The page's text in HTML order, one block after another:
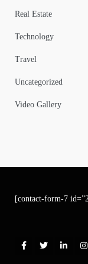
Real Estate
Technology
Travel
Uncategorized
Video Gallery
[contact-form-7